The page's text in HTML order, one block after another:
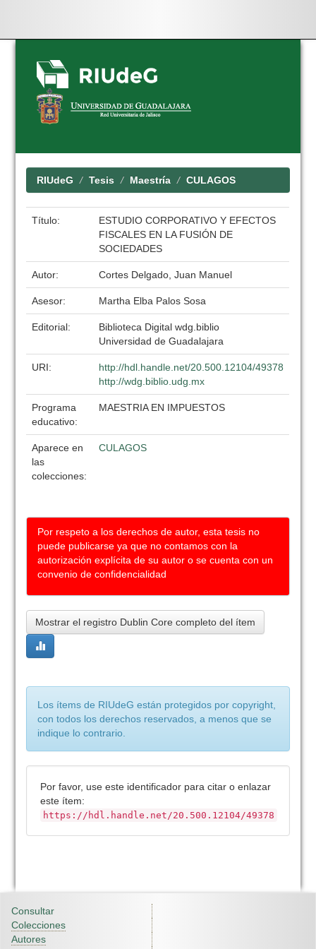
Skip
navigation
RIUdeG Tesis Maestría CULAGOS
Título:
ESTUDIO CORPORATIVO Y EFECTOS
FISCALES EN LA FUSIÓN DE
SOCIEDADES
Autor: Cortes Delgado, Juan Manuel
Asesor: Martha Elba Palos Sosa
Editorial:
Biblioteca Digital wdg.biblio
Universidad de Guadalajara
URI:
http://hdl.handle.net/20.500.12104/49378
http://wdg.biblio.udg.mx
Programa
educativo:
MAESTRIA EN IMPUESTOS
Aparece en
las
colecciones:
CULAGOS
Por respeto a los derechos de autor, esta tesis no
puede publicarse ya que no contamos con la
autorización explícita de su autor o se cuenta con un
convenio de confidencialidad
Mostrar el registro Dublin Core completo del ítem
Los ítems de RIUdeG están protegidos por copyright,
con todos los derechos reservados, a menos que se
indique lo contrario.
Por favor, use este identificador para citar o enlazar
este ítem:
https://hdl.handle.net/20.500.12104/49378
Consultar
Colecciones
Autores